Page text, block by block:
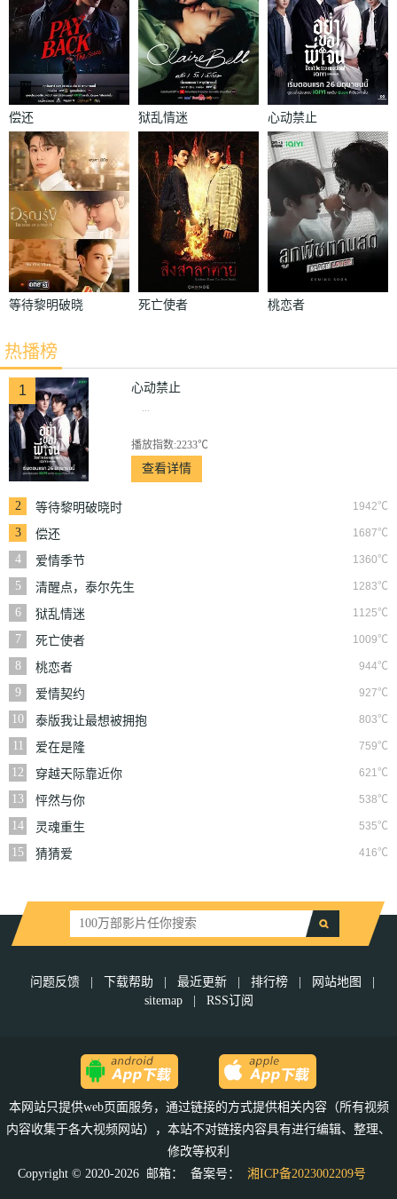
偿还 狱乱情迷 心动禁止
等待黎明破晓
死亡使者 桃恋者
热播榜
1 心动禁止
...
播放指数:2233℃
查看详情
2 1942℃
等待黎明破晓时
3
1687℃
偿还
4
1360℃
爱情季节
5
1283℃
清醒点，泰尔先生
6
1125℃
狱乱情迷
7
1009℃
死亡使者
8
944℃
桃恋者
9
927℃
爱情契约
10
803℃
泰版我让最想被拥抱
的男人给威胁了
11 759℃
爱在是隆
12
621℃
穿越天际靠近你
13
538℃
怦然与你
14
535℃
灵魂重生
15
416℃
猜猜爱
问题反馈 下载帮助 最近更新 排行榜 网站地图
sitemap
RSS订阅
本网站只提供web页面服务，通过链接的方式提供相关内容（所有视频
内容收集于各大视频网站），本站不对链接内容具有进行编辑、整理、
修改等权利
Copyright © 2020-2026 邮箱：
备案号： 湘ICP备2023002209号